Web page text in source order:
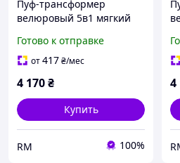
Пуф-трансформер
велюровый 5в1 мягкий
прихожей,лофт стулья от
производителя RMX
Готово к отправке
от417₴/мес
4 170₴
Купить
RM 100%
4